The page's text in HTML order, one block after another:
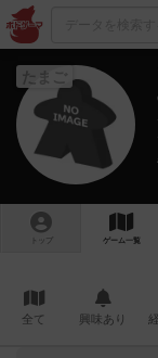
たまご
トップ ゲーム一覧
全て 興味あり